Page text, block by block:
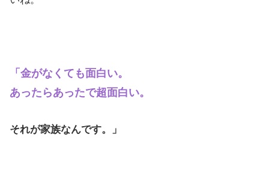
「金がなくても面白い。
あったらあったで超面白い。
それが家族なんです。」